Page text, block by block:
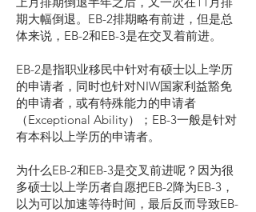
期大幅倒退。EB-2排期略有前进，但是总
体来说，EB-2和EB-3是在交叉着前进。
EB-2是指职业移民中针对有硕士以上学历
的申请者，同时也针对NIW国家利益豁免
的申请者，或有特殊能力的申请者
（Exceptional Ability）；EB-3一般是针对
有本科以上学历的申请者。
为什么EB-2和EB-3是交叉前进呢？因为很
多硕士以上学历者自愿把EB-2降为EB-3，
以为可以加速等待时间，最后反而导致EB-